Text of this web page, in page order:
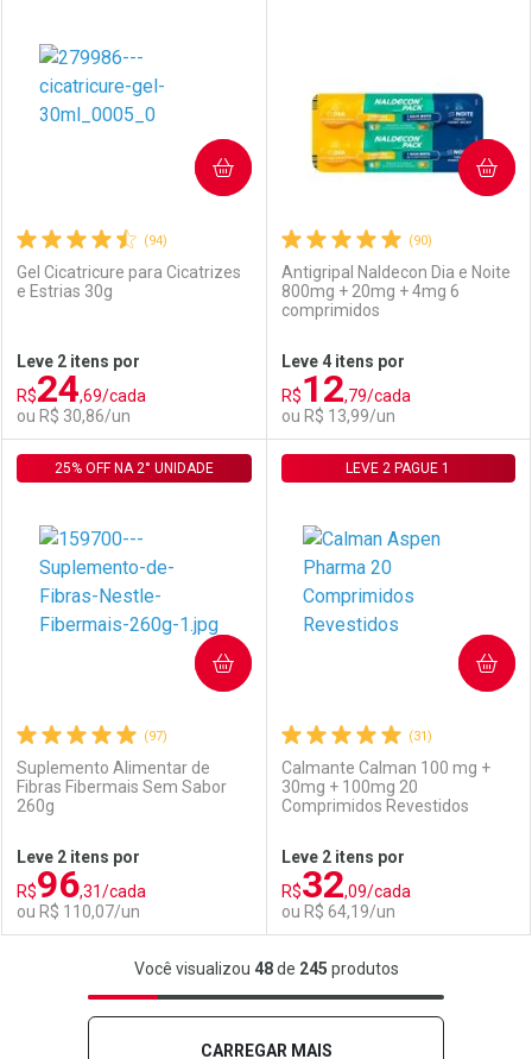
Laboratório
Comprar sem Desconto
Por R$ 54,99/cada
Por Menos
Comprar sem Desconto
Por R$ 54,99/cada
Ativar Desconto
Comprar sem Desconto
Por R$ 67,09/cada
Comprar sem Desconto
Por R$ 67,09/cada
(94)
Gel Cicatricure para Cicatrizes
e Estrias 30g
Leve 2 itens por
R$24,69/cada
ou R$ 30,86/un
COMPRAR
Laboratório
Ativar Desconto
Comprar sem Desconto
Por R$ 30,86/cada
Por Menos
Comprar sem Desconto
Por R$ 30,86/cada
(90)
Antigripal Naldecon Dia e Noite
800mg + 20mg + 4mg 6
comprimidos
Leve 4 itens por
R$12,79/cada
ou R$ 13,99/un
COMPRAR
Laboratório
Ativar Desconto
Comprar sem Desconto
Por R$ 13,99/cada
Por Menos
Comprar sem Desconto
Por R$ 13,99/cada
(97)
Suplemento Alimentar de
Fibras Fibermais Sem Sabor
260g
25% OFF NA 2° UNIDADE
Leve 2 itens por
R$96,31/cada
ou R$ 110,07/un
COMPRAR
FECHAR
FECHAR
(31)
Calmante Calman 100 mg +
30mg + 100mg 20
Comprimidos Revestidos
LEVE 2 PAGUE 1
Leve 2 itens por
R$32,09/cada
ou R$ 64,19/un
COMPRAR
Você visualizou 48de 245 produtos
CARREGAR MAIS